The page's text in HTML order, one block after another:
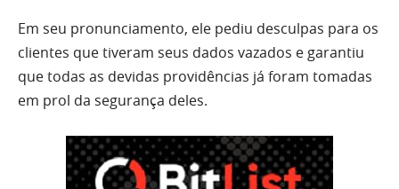
Em seu pronunciamento, ele pediu desculpas para os
clientes que tiveram seus dados vazados e garantiu
que todas as devidas providências já foram tomadas
em prol da segurança deles.